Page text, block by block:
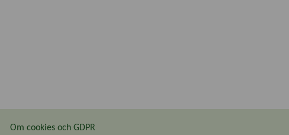
Om cookies och GDPR